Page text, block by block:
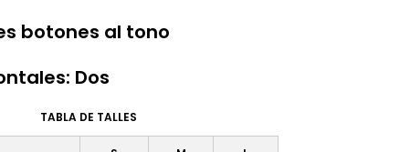
botones al tono
Dos
TABLA DE TALLES